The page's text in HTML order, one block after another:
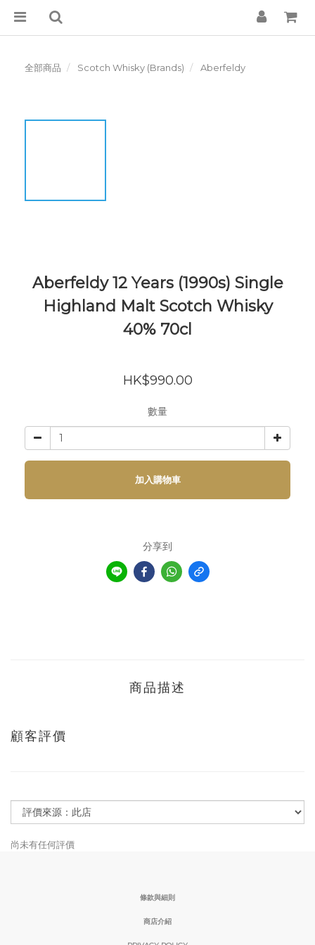
全部商品 Scotch Whisky (Brands) Aberfeldy
Aberfeldy 12 Years (1990s) Single
Highland Malt Scotch Whisky
40% 70cl
HK$990.00
數量
加入購物車
分享到
商品描述
顧客評價
尚未有任何評價
條款與細則
商店介紹